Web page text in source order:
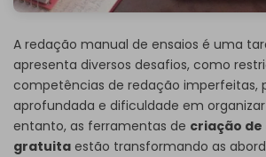
A redação manual de ensaios é uma
apresenta diversos desafios, como
competências de redação imperfeitas,
aprofundada e dificuldade em
entanto, as ferramentas de criação de
gratuita estão transformando as